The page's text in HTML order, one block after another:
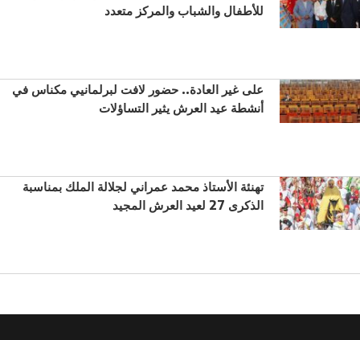
للأطفال والشباب والمركز متعدد
على غير العادة.. حضور لافت لبرلمانيي مكناس في
أنشطة عيد العرش يثير التساؤلات
تهنئة الأستاذ محمد عمراني لجلالة الملك بمناسبة
الذكرى 27 لعيد العرش المجيد